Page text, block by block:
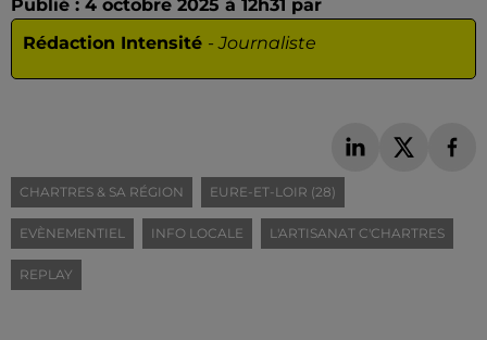
Publié : 4 octobre 2025 à 12h31 par
Rédaction Intensité -Journaliste
CHARTRES & SA RÉGION EURE-ET-LOIR (28)
EVÈNEMENTIEL INFO LOCALE L'ARTISANAT C'CHARTRES
REPLAY